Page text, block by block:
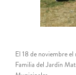
El 18 de noviembre
Familia del Jardín